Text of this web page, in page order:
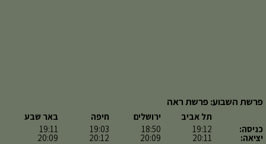
פרשת השבוע: פרשת ראה
כניסה:
יציאה:
תל אביב
19:12
20:11
ירושלים
18:50
20:09
חיפה
19:03
20:12
באר שבע
19:11
20:09